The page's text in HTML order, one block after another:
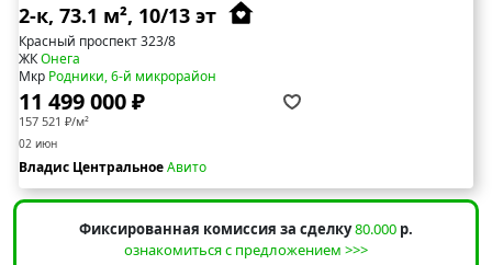
2-к, 73.1 м², 10/13 эт
Красный проспект 323/8
ЖКОнега
Мкр Родники, 6-й микрорайон
11 499 000 ₽
157 521 ₽/м²
02 июн
Владис ЦентральноеАвито
Фиксированная комиссия за сделку80.000 р.
ознакомиться с предложением >>>